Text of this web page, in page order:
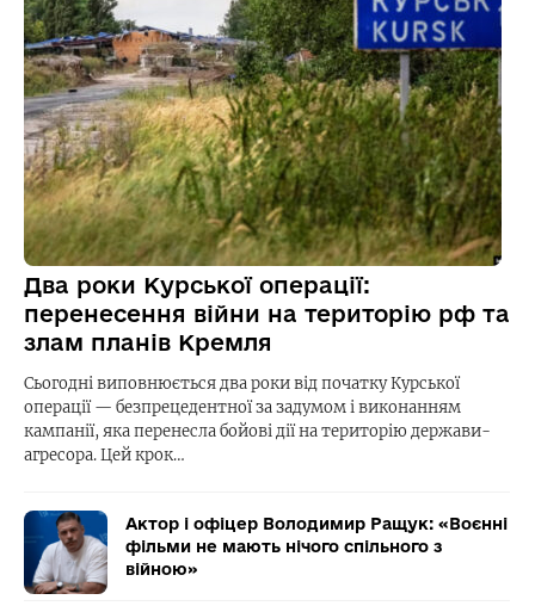
Два роки Курської операції:
перенесення війни на територію рф та
злам планів Кремля
Сьогодні виповнюється два роки від початку Курської
операції — безпрецедентної за задумом і виконанням
кампанії, яка перенесла бойові дії на територію держави-
агресора. Цей крок…
Актор і офіцер Володимир Ращук: «Воєнні
фільми не мають нічого спільного з
війною»